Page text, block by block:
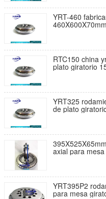
YRT-460
RTC150 china
plato giratorio
YRT325
de plato
axial para
YRT395P2
para mesa